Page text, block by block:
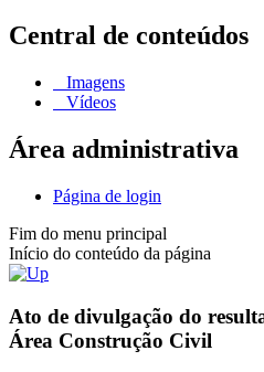
Central de conteúdos
Imagens
Vídeos
Área administrativa
Página de login
Fim do menu principal
Início do conteúdo da página
Ato de divulgação do
Área Construção Civil